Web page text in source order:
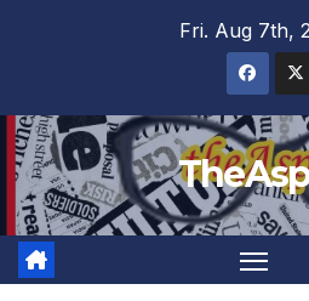
Fri. Aug 7th,